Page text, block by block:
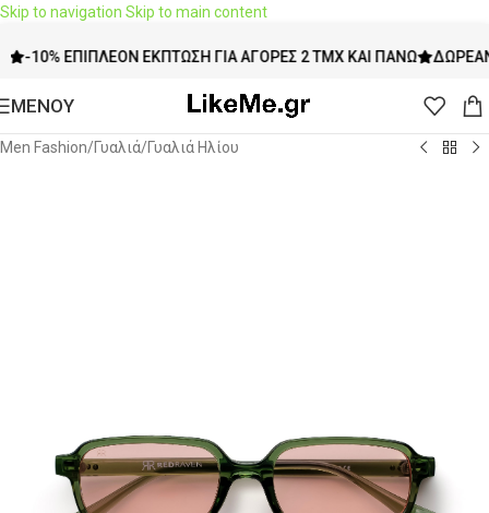
Skip to navigation Skip to main content
-10% ΕΠΙΠΛΈΟΝ ΈΚΠΤΩΣΗ ΓΙΑ ΑΓΟΡΈΣ 2 ΤΜΧ ΚΑΙ ΠΆΝΩ ΔΩΡΕΆΝ
ΜΕΝΟΥ
Men Fashion/Γυαλιά/Γυαλιά Ηλίου